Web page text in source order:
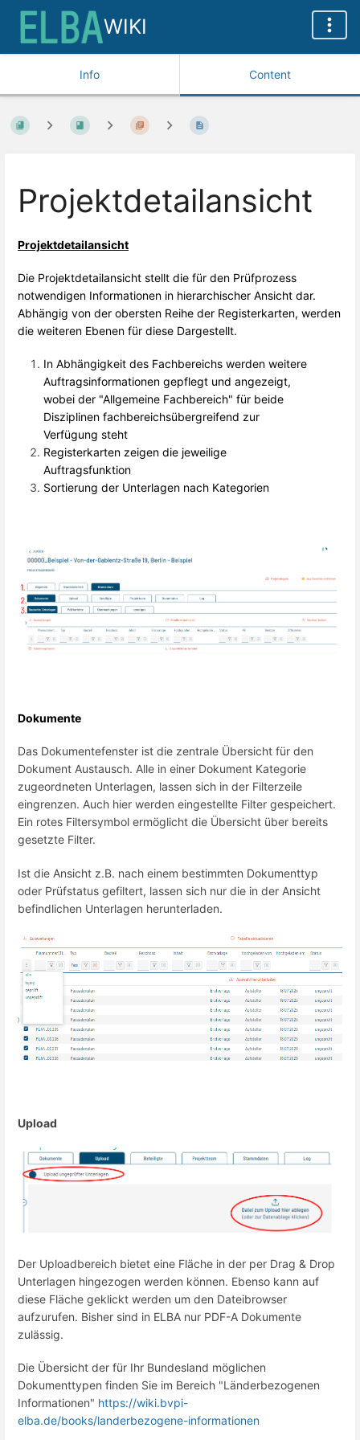
WIKI
Info Content
Projektdetailansicht
Projektdetailansicht
Die Projektdetailansicht stellt die für den Prüfprozess
notwendigen Informationen in hierarchischer Ansicht dar.
Abhängig von der obersten Reihe der Registerkarten, werden
die weiteren Ebenen für diese Dargestellt.
In Abhängigkeit des Fachbereichs werden weitere
Auftragsinformationen gepflegt und angezeigt,
wobei der "Allgemeine Fachbereich" für beide
Disziplinen fachbereichsübergreifend zur
Verfügung steht
Registerkarten zeigen die jeweilige
Auftragsfunktion
Sortierung der Unterlagen nach Kategorien
Dokumente
Das Dokumentefenster ist die zentrale Übersicht für den
Dokument Austausch. Alle in einer Dokument Kategorie
zugeordneten Unterlagen, lassen sich in der Filterzeile
eingrenzen. Auch hier werden eingestellte Filter gespeichert.
Ein rotes Filtersymbol ermöglicht die Übersicht über bereits
gesetzte Filter.
Ist die Ansicht z.B. nach einem bestimmten Dokumenttyp
oder Prüfstatus gefiltert, lassen sich nur die in der Ansicht
befindlichen Unterlagen herunterladen.
Upload
Der Uploadbereich bietet eine Fläche in der per Drag & Drop
Unterlagen hingezogen werden können. Ebenso kann auf
diese Fläche geklickt werden um den Dateibrowser
aufzurufen. Bisher sind in ELBA nur PDF-A Dokumente
zulässig.
Die Übersicht der für Ihr Bundesland möglichen
Dokumenttypen finden Sie im Bereich "Länderbezogenen
Informationen" https://wiki.bvpi-
elba.de/books/landerbezogene-informationen